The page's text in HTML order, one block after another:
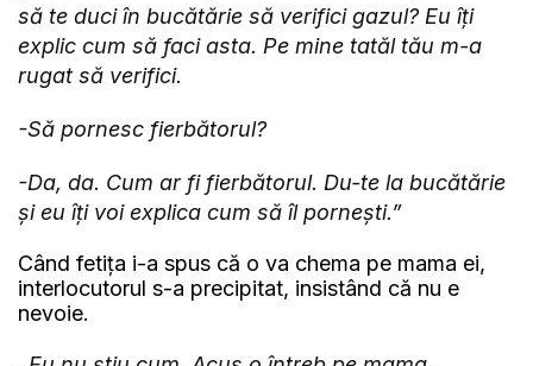
să te duci în bucătărie să verifici gazul? Eu îți
explic cum să faci asta. Pe mine tatăl tău m-a
rugat să verifici.
-Să pornesc fierbătorul?
-Da, da. Cum ar fi fierbătorul. Du-te la bucătărie
și eu îți voi explica cum să îl pornești.”
Când fetița i-a spus că o va chema pe mama ei,
interlocutorul s-a precipitat, insistând că nu e
nevoie.